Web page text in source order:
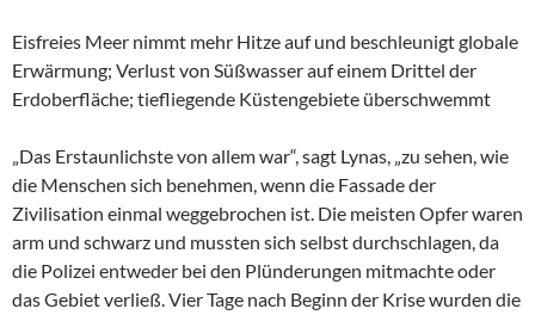
Eisfreies Meer nimmt mehr Hitze auf und beschleunigt globale
Erwärmung; Verlust von Süßwasser auf einem Drittel der
Erdoberfläche; tiefliegende Küstengebiete überschwemmt
„Das Erstaunlichste von allem war“, sagt Lynas, „zu sehen, wie
die Menschen sich benehmen, wenn die Fassade der
Zivilisation einmal weggebrochen ist. Die meisten Opfer waren
arm und schwarz und mussten sich selbst durchschlagen, da
die Polizei entweder bei den Plünderungen mitmachte oder
das Gebiet verließ. Vier Tage nach Beginn der Krise wurden die